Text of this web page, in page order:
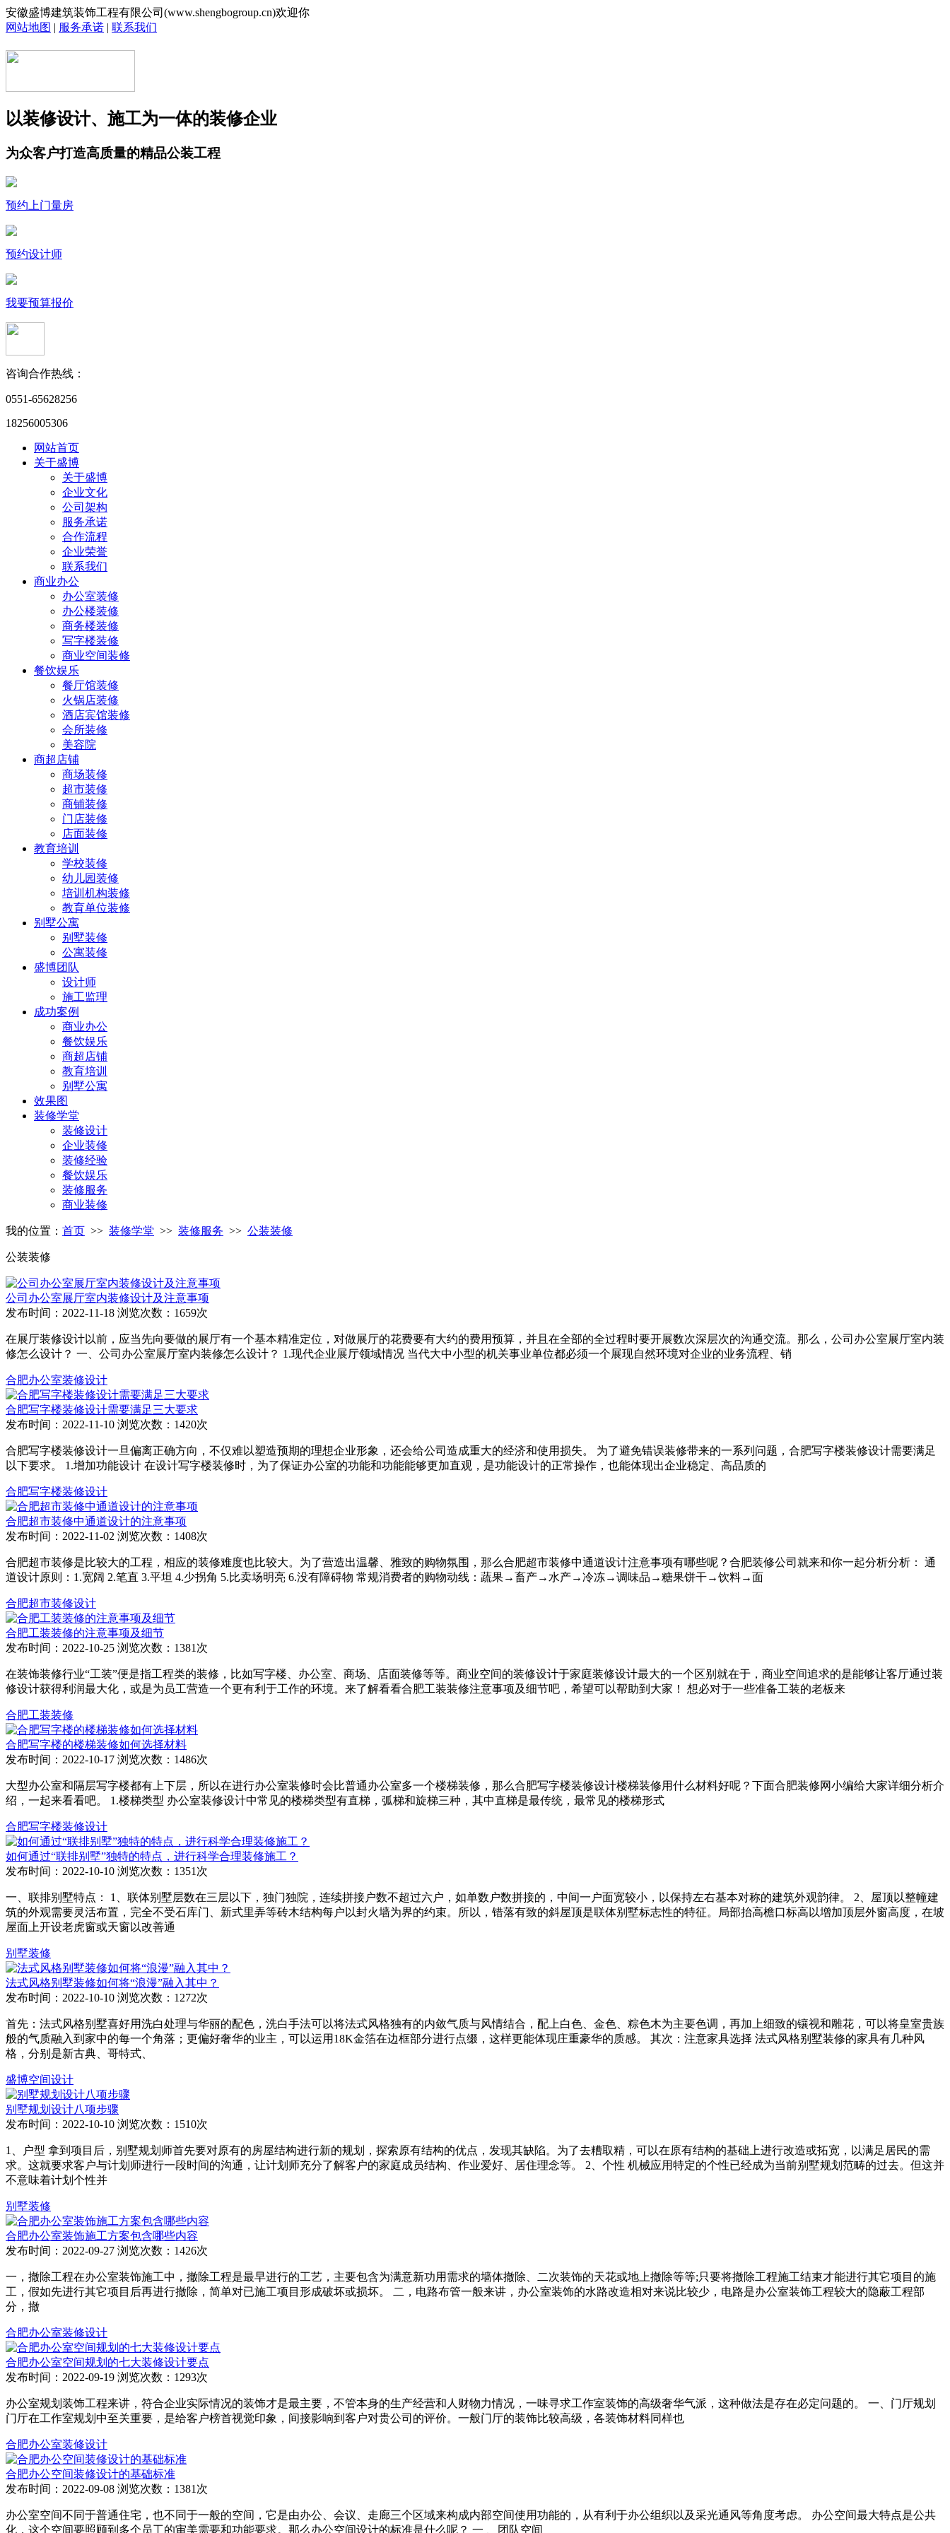
安徽盛博建筑装饰工程有限公司(www.shengbogroup.cn)欢迎你
网站地图 | 服务承诺 | 联系我们
以装修设计、施工为一体的装修企业
为众客户打造高质量的精品公装工程
预约上门量房
预约设计师
我要预算报价
咨询合作热线：
0551-65628256
18256005306
网站首页
关于盛博
关于盛博
企业文化
公司架构
服务承诺
合作流程
企业荣誉
联系我们
商业办公
办公室装修
办公楼装修
商务楼装修
写字楼装修
商业空间装修
餐饮娱乐
餐厅馆装修
火锅店装修
酒店宾馆装修
会所装修
美容院
商超店铺
商场装修
超市装修
商铺装修
门店装修
店面装修
教育培训
学校装修
幼儿园装修
培训机构装修
教育单位装修
别墅公寓
别墅装修
公寓装修
盛博团队
设计师
施工监理
成功案例
商业办公
餐饮娱乐
商超店铺
教育培训
别墅公寓
效果图
装修学堂
装修设计
企业装修
装修经验
餐饮娱乐
装修服务
商业装修
我的位置： 首页 >> 装修学堂 >> 装修服务 >> 公装装修
公装装修
公司办公室展厅室内装修设计及注意事项
发布时间：2022-11-18 浏览次数：1659次
在展厅装修设计以前，应当先向要做的展厅有一个基本精准定位，对做展厅的花费要有大约的费用预算，并且在全部的全过程时要开展数次深层次的沟通交流。那么，公司办公室展厅室内装
修怎么设计？ 一、公司办公室展厅室内装修怎么设计？ 1.现代企业展厅领域情况 当代大中小型的机关事业单位都必须一个展现自然环境对企业的业务流程、销
合肥办公室装修设计
合肥写字楼装修设计需要满足三大要求
发布时间：2022-11-10 浏览次数：1420次
合肥写字楼装修设计一旦偏离正确方向，不仅难以塑造预期的理想企业形象，还会给公司造成重大的经济和使用损失。 为了避免错误装修带来的一系列问题，合肥写字楼装修设计需要满足
以下要求。 1.增加功能设计 在设计写字楼装修时，为了保证办公室的功能和功能能够更加直观，是功能设计的正常操作，也能体现出企业稳定、高品质的
合肥写字楼装修设计
合肥超市装修中通道设计的注意事项
发布时间：2022-11-02 浏览次数：1408次
合肥超市装修是比较大的工程，相应的装修难度也比较大。为了营造出温馨、雅致的购物氛围，那么合肥超市装修中通道设计注意事项有哪些呢？合肥装修公司就来和你一起分析分析： 通
道设计原则：1.宽阔 2.笔直 3.平坦 4.少拐角 5.比卖场明亮 6.没有障碍物 常规消费者的购物动线：蔬果→畜产→水产→冷冻→调味品→糖果饼干→饮料→面
合肥超市装修设计
合肥工装装修的注意事项及细节
发布时间：2022-10-25 浏览次数：1381次
在装饰装修行业“工装”便是指工程类的装修，比如写字楼、办公室、商场、店面装修等等。商业空间的装修设计于家庭装修设计最大的一个区别就在于，商业空间追求的是能够让客厅通过装
修设计获得利润最大化，或是为员工营造一个更有利于工作的环境。来了解看看合肥工装装修注意事项及细节吧，希望可以帮助到大家！ 想必对于一些准备工装的老板来
合肥工装装修
合肥写字楼的楼梯装修如何选择材料
发布时间：2022-10-17 浏览次数：1486次
大型办公室和隔层写字楼都有上下层，所以在进行办公室装修时会比普通办公室多一个楼梯装修，那么合肥写字楼装修设计楼梯装修用什么材料好呢？下面合肥装修网小编给大家详细分析介
绍，一起来看看吧。 1.楼梯类型 办公室装修设计中常见的楼梯类型有直梯，弧梯和旋梯三种，其中直梯是最传统，最常见的楼梯形式
合肥写字楼装修设计
如何通过“联排别墅”独特的特点，进行科学合理装修施工？
发布时间：2022-10-10 浏览次数：1351次
一、联排别墅特点： 1、联体别墅层数在三层以下，独门独院，连续拼接户数不超过六户，如单数户数拼接的，中间一户面宽较小，以保持左右基本对称的建筑外观韵律。 2、屋顶以整幢建
筑的外观需要灵活布置，完全不受石库门、新式里弄等砖木结构每户以封火墙为界的约束。所以，错落有致的斜屋顶是联体别墅标志性的特征。局部抬高檐口标高以增加顶层外窗高度，在坡
屋面上开设老虎窗或天窗以改善通
别墅装修
法式风格别墅装修如何将“浪漫”融入其中？
发布时间：2022-10-10 浏览次数：1272次
首先：法式风格别墅喜好用洗白处理与华丽的配色，洗白手法可以将法式风格独有的内敛气质与风情结合，配上白色、金色、粽色木为主要色调，再加上细致的镶视和雕花，可以将皇室贵族
般的气质融入到家中的每一个角落；更偏好奢华的业主，可以运用18K金箔在边框部分进行点缀，这样更能体现庄重豪华的质感。 其次：注意家具选择 法式风格别墅装修的家具有几种风
格，分别是新古典、哥特式、
盛博空间设计
别墅规划设计八项步骤
发布时间：2022-10-10 浏览次数：1510次
1、户型 拿到项目后，别墅规划师首先要对原有的房屋结构进行新的规划，探索原有结构的优点，发现其缺陷。为了去糟取精，可以在原有结构的基础上进行改造或拓宽，以满足居民的需
求。这就要求客户与计划师进行一段时间的沟通，让计划师充分了解客户的家庭成员结构、作业爱好、居住理念等。 2、个性 机械应用特定的个性已经成为当前别墅规划范畴的过去。但这并
不意味着计划个性并
别墅装修
合肥办公室装饰施工方案包含哪些内容
发布时间：2022-09-27 浏览次数：1426次
一，撤除工程在办公室装饰施工中，撤除工程是最早进行的工艺，主要包含为满意新功用需求的墙体撤除、二次装饰的天花或地上撤除等等;只要将撤除工程施工结束才能进行其它项目的施
工，假如先进行其它项目后再进行撤除，简单对已施工项目形成破坏或损坏。 二，电路布管一般来讲，办公室装饰的水路改造相对来说比较少，电路是办公室装饰工程较大的隐蔽工程部
分，撤
合肥办公室装修设计
合肥办公室空间规划的七大装修设计要点
发布时间：2022-09-19 浏览次数：1293次
办公室规划装饰工程来讲，符合企业实际情况的装饰才是最主要，不管本身的生产经营和人财物力情况，一味寻求工作室装饰的高级奢华气派，这种做法是存在必定问题的。 一、门厅规划
门厅在工作室规划中至关重要，是给客户榜首视觉印象，间接影响到客户对贵公司的评价。一般门厅的装饰比较高级，各装饰材料同样也
合肥办公室装修设计
合肥办公空间装修设计的基础标准
发布时间：2022-09-08 浏览次数：1381次
办公室空间不同于普通住宅，也不同于一般的空间，它是由办公、会议、走廊三个区域来构成内部空间使用功能的，从有利于办公组织以及采光通风等角度考虑。 办公空间最大特点是公共
化，这个空间要照顾到多个员工的审美需要和功能要求。那么办公空间设计的标准是什么呢？ 一 、团队空间